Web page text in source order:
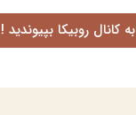
به کانال روبیکا بپیوندید !